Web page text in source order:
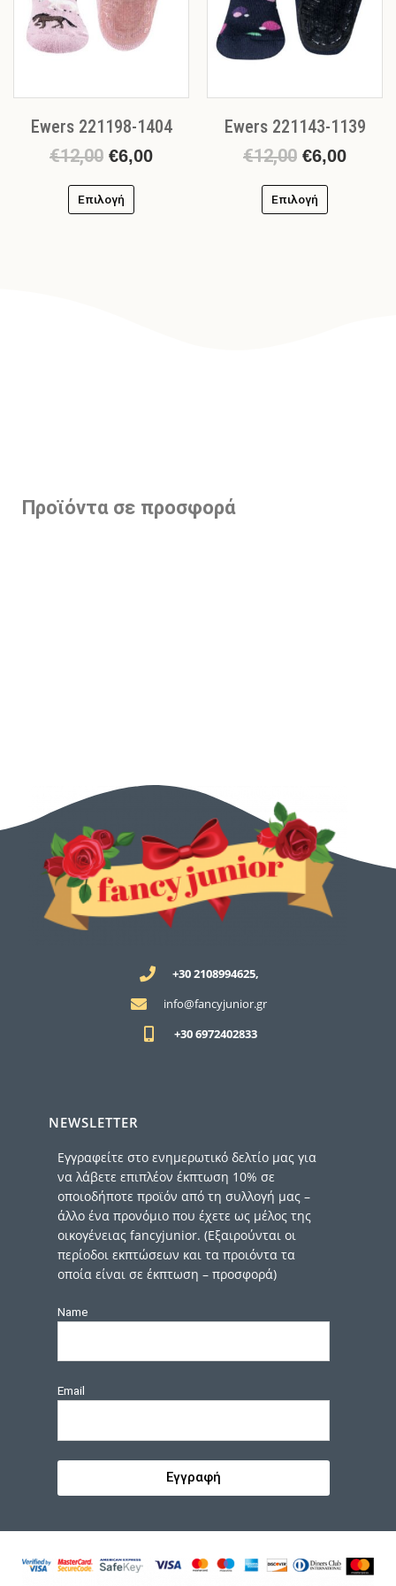
Ewers 221198-1404
€12,00 €6,00
Επιλογή
επιλογές
μπορούν
να
του
Ewers 221143-1139
€12,00 €6,00
Επιλογή
επιλογές
μπορούν
να
του
Προϊόντα σε προσφορά
+30 2108994625,
info@fancyjunior.gr
+30 6972402833
NEWSLETTER
Εγγραφείτε στο ενημερωτικό δελτίο μας για
να λάβετε επιπλέον έκπτωση 10% σε
οποιοδήποτε προϊόν από τη συλλογή μας –
άλλο ένα προνόμιο που έχετε ως μέλος της
οικογένειας fancyjunior. (Εξαιρούνται οι
περίοδοι εκπτώσεων και τα προιόντα τα
οποία είναι σε έκπτωση – προσφορά)
Name
Email
Εγγραφή